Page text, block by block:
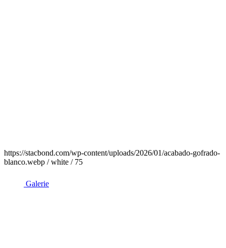
https://stacbond.com/wp-content/uploads/2026/01/acabado-gofrado-
blanco.webp / white / 75
Galerie